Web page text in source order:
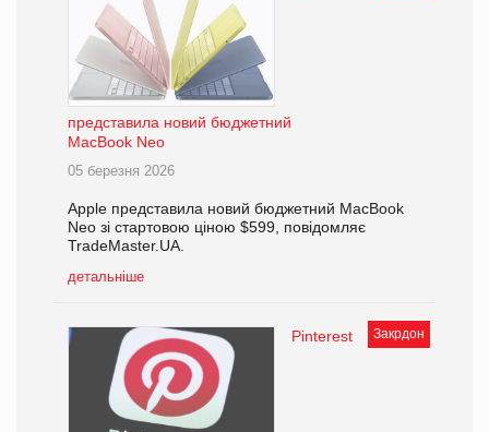
представила новий бюджетний
MacBook Neo
05 березня 2026
Apple представила новий бюджетний MacBook
Neo зі стартовою ціною $599, повідомляє
TradeMaster.UA.
детальніше
Закрдон
Pinterest